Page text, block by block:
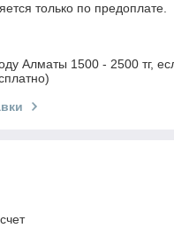
только по предоплате.
Алматы 1500 - 2500 тг,